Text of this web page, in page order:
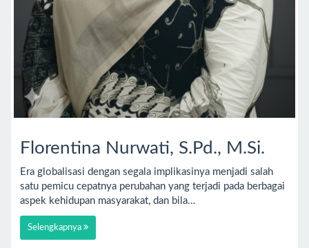
Florentina Nurwati, S.Pd., M.Si.
Era globalisasi dengan segala implikasinya menjadi salah
satu pemicu cepatnya perubahan yang terjadi pada berbagai
aspek kehidupan masyarakat, dan bila…
Selengkapnya